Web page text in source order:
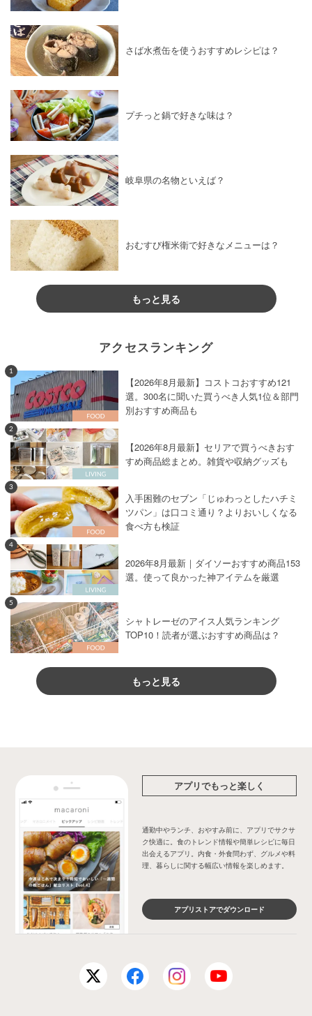
さば水煮缶を使うおすすめレシピは？
プチっと鍋で好きな味は？
岐阜県の名物といえば？
おむすび権米衛で好きなメニューは？
もっと見る
アクセスランキング
1
【2026年8月最新】コストコおすすめ121
選。300名に聞いた買うべき人気1位＆部門
別おすすめ商品も
2
【2026年8月最新】セリアで買うべきおす
すめ商品総まとめ。雑貨や収納グッズも
3
入手困難のセブン「じゅわっとしたハチミ
ツパン」は口コミ通り？よりおいしくなる
食べ方も検証
4
2026年8月最新｜ダイソーおすすめ商品153
選。使って良かった神アイテムを厳選
5
シャトレーゼのアイス人気ランキング
TOP10！読者が選ぶおすすめ商品は？
もっと見る
アプリでもっと楽しく
通勤中やランチ、おやすみ前に、アプリでサクサ
ク快適に。食のトレンド情報や簡単レシピに毎日
出会えるアプリ。内食・外食問わず、グルメや料
理、暮らしに関する幅広い情報を楽しめます。
アプリストアでダウンロード